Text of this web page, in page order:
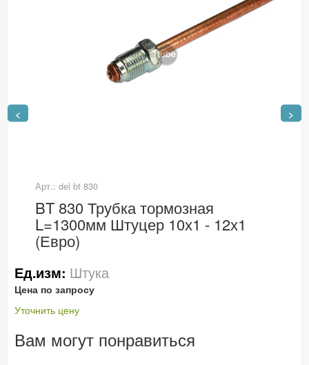
< >
Арт.: del bt 830
BT 830 Трубка тормозная
L=1300мм Штуцер 10х1 - 12х1
(Евро)
Ед.изм: Штука
Цена по запросу
Уточнить цену
Вам могут понравиться